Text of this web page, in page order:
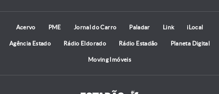
Acervo PME Jornal do Carro Paladar Link iLocal
Agência Estado Rádio Eldorado Rádio Estadão Planeta Digital
Moving Imóveis